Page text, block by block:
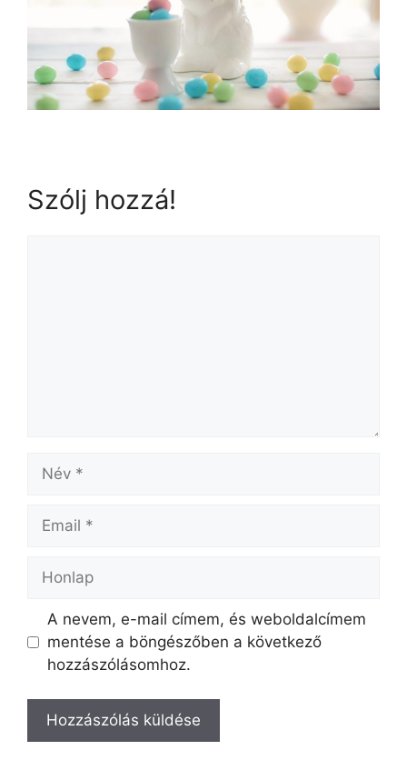
Szólj hozzá!
A nevem, e-mail címem, és weboldalcímem
mentése a böngészőben a következő
hozzászólásomhoz.